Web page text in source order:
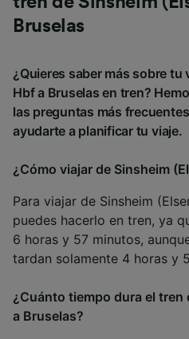
Bruselas
¿Quieres saber más sobre tu
Hbf a Bruselas en tren?
las preguntas más
ayudarte a planificar tu viaje.
¿Cómo viajar de Sinsheim
Para viajar de Sinsheim
puedes hacerlo en tren, ya
6 horas y 57 minutos,
tardan solamente 4 horas y
¿Cuánto tiempo dura el tren
a Bruselas?